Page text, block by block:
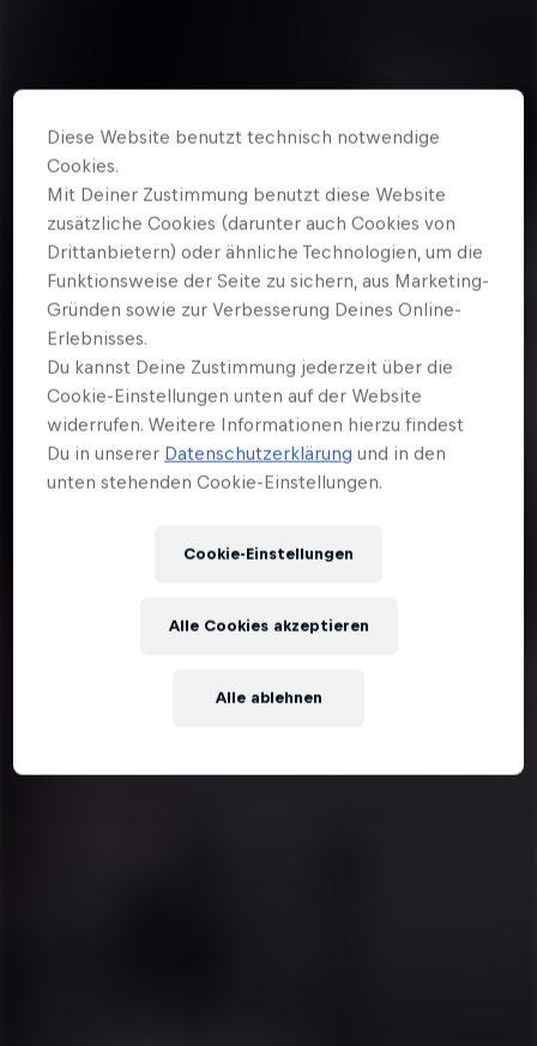
Diese Website benutzt technisch notwendige
Cookies.
Mit Deiner Zustimmung benutzt diese Website
zusätzliche Cookies (darunter auch Cookies von
Drittanbietern) oder ähnliche Technologien, um die
Funktionsweise der Seite zu sichern, aus Marketing-
Gründen sowie zur Verbesserung Deines Online-
Erlebnisses.
Du kannst Deine Zustimmung jederzeit über die
Cookie-Einstellungen unten auf der Website
widerrufen. Weitere Informationen hierzu findest
Du in unserer Datenschutzerklärung und in den
unten stehenden Cookie-Einstellungen.
Cookie-Einstellungen
Alle ablehnen
Alle Cookies akzeptieren